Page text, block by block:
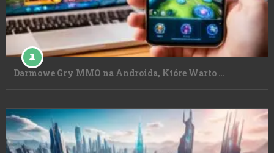
Darmowe Gry MMO na Androida, Które Warto …